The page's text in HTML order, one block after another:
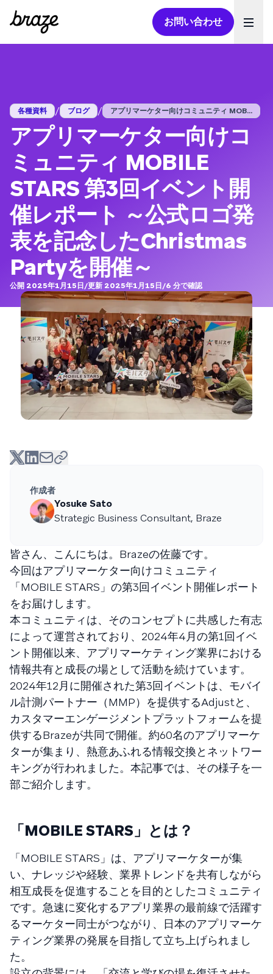
お問い合わせ
各種資料 / ブログ / アプリマーケター向けコミュニティ MOB...
アプリマーケター向けコ
ミュニティ MOBILE
STARS 第3回イベント開
催レポート ～公式ロゴ発
表を記念したChristmas
Partyを開催～
公開 2025年1月15日/更新 2025年1月15日/6 分で確認
作成者
Yosuke Sato
Strategic Business Consultant, Braze
皆さん、こんにちは。Brazeの佐藤です。
今回はアプリマーケター向けコミュニティ
「MOBILE STARS」の第3回イベント開催レポート
をお届けします。
本コミュニティは、そのコンセプトに共感した有志
によって運営されており、2024年4月の第1回イベ
ント開催以来、アプリマーケティング業界における
情報共有と成長の場として活動を続けています。
2024年12月に開催された第3回イベントは、モバイ
ル計測パートナー（MMP）を提供するAdjustと、
カスタマーエンゲージメントプラットフォームを提
供するBrazeが共同で開催。約60名のアプリマーケ
ターが集まり、熱意あふれる情報交換とネットワー
キングが行われました。本記事では、その様子を一
部ご紹介します。
「MOBILE STARS」とは？
「MOBILE STARS」は、アプリマーケターが集
い、ナレッジや経験、業界トレンドを共有しながら
相互成長を促進することを目的としたコミュニティ
です。急速に変化するアプリ業界の最前線で活躍す
るマーケター同士がつながり、日本のアプリマーケ
ティング業界の発展を目指して立ち上げられまし
た。